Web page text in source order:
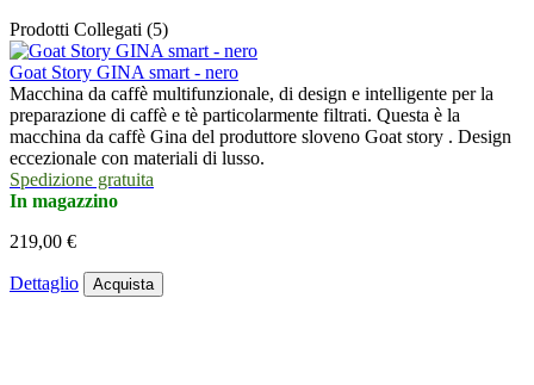
Prodotti Collegati (5)
Goat Story GINA smart - nero
Macchina da caffè multifunzionale, di design e intelligente per la
preparazione di caffè e tè particolarmente filtrati. Questa è la
macchina da caffè Gina del produttore sloveno Goat story . Design
eccezionale con materiali di lusso.
Spedizione gratuita
In magazzino
219,00 €
Dettaglio Acquista